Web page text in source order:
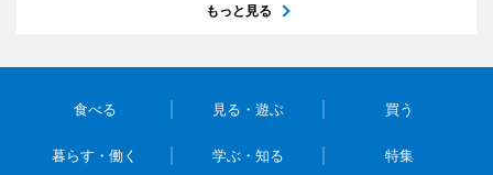
もっと見る
食べる 見る・遊ぶ 買う
暮らす・働く 学ぶ・知る 特集